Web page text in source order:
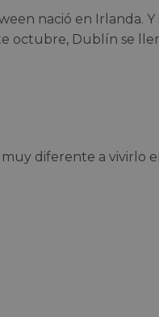
nació en Irlanda. Y
octubre, Dublín se
diferente a vivirlo